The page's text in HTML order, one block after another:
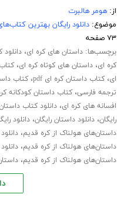
از:هومر هالبرت
موضوع:دانلود رایگان بهترین
۷۳ صفحه
برچسب‌ها:داستان های کره ای،
کره ای،داستان های کوتاه کره ای،
ای،کتاب داستان کره ای pdf ،کتاب
ترجمه فارسی،کتاب داستان کودکانه
افسانه های کره ای،دانلود کتاب
رایگان،دانلود داستان رایگان،دانلود
داستان‌های هولناک از کره قدیم،
داستان‌های هولناک از کره قدیم،
داستان‌های هولناک از کره قدیم،